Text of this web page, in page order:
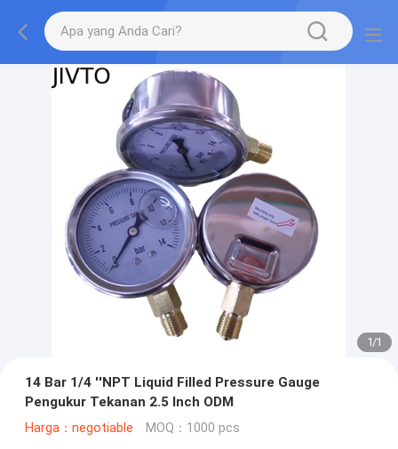
1/1
14 Bar 1/4 ''NPT Liquid Filled Pressure Gauge
Pengukur Tekanan 2.5 Inch ODM
Harga：negotiable MOQ：1000 pcs